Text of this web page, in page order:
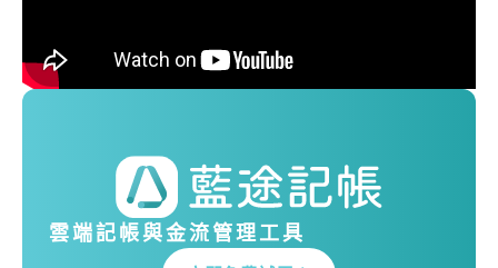
雲端記帳與金流管理工具